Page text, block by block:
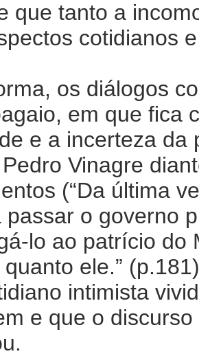
que tanto a
cotidianos
os diálogos
em que fica
e a incerteza da
Vinagre
(“Da última
passar o governo
lo ao patrício do
ele.”
intimista
e que o